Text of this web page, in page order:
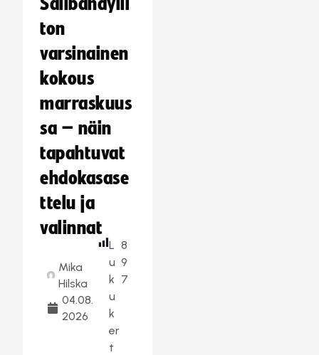
Salibandylii
ton
varsinainen
kokous
marraskuus
sa – näin
tapahtuvat
ehdokasase
ttelu ja
valinnat
Mika
Hilska
04.08.
2026
L
u
k
u
k
er
t
8
9
7